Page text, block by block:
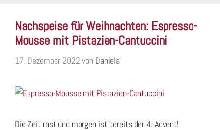
Nachspeise für Weihnachten: Espresso-
Mousse mit Pistazien-Cantuccini
17. Dezember 2022 von Daniela
Die Zeit rast und morgen ist bereits der 4. Advent!